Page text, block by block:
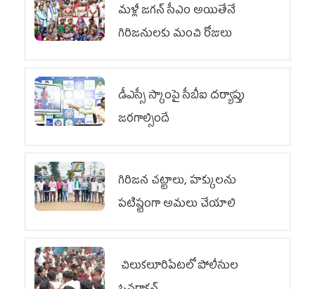
మళ్లీ జగన్ సీఎం అయితేనే
గిరిజనులకు మంచి రోజులు
డీఎస్సీ స్కాంపై సీబీఐ దర్యాప్తు
జరగాల్సిందే
గిరిజన చట్టాలు, హక్కులను
పటిష్టంగా అమలు చేయాలి
చిలుక‌లూరిపేట‌లో పోలీసుల